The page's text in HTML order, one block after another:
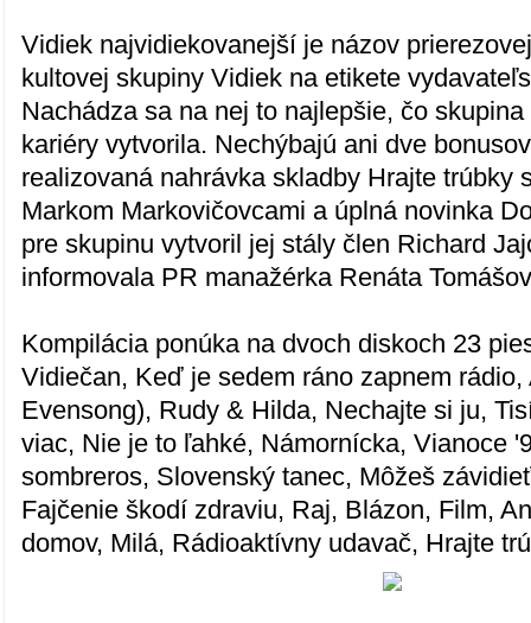
Vidiek najvidiekovanejší je názov
kultovej skupiny Vidiek na etikete
Nachádza sa na nej to najlepšie, čo
kariéry vytvorila. Nechýbajú ani dve
realizovaná nahrávka skladby Hrajte trúbky
Markom Markovičovcami a úplná novinka
pre skupinu vytvoril jej stály člen Richard
informovala PR manažérka Renáta
Kompilácia ponúka na dvoch diskoch 23
Vidiečan, Keď je sedem ráno zapnem rádio,
Evensong), Rudy & Hilda, Nechajte si ju,
viac, Nie je to ľahké, Námornícka, Vianoce
sombreros, Slovenský tanec, Môžeš
Fajčenie škodí zdraviu, Raj, Blázon, Film,
domov, Milá, Rádioaktívny udavač, Hrajte